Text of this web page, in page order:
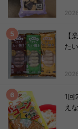
【
た
1回
え